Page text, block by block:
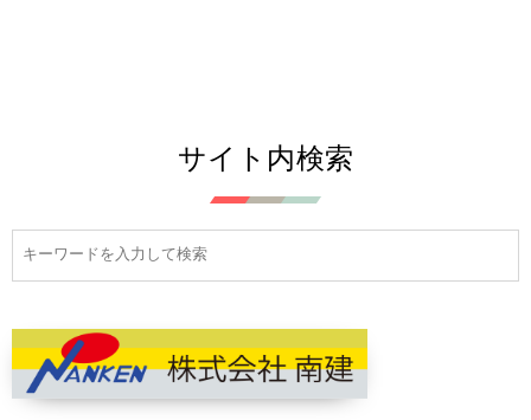
サイト内検索